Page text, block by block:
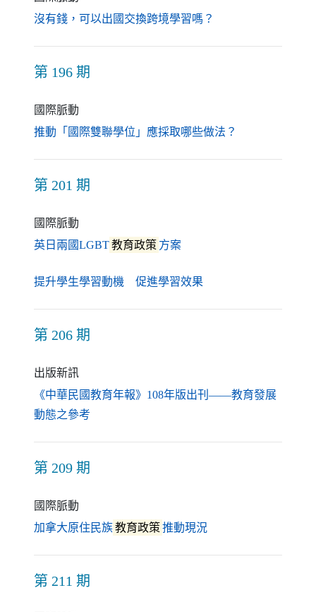
沒有錢，可以出國交換跨境學習嗎？
第 196 期
國際脈動
推動「國際雙聯學位」應採取哪些做法？
第 201 期
國際脈動
英日兩國LGBT教育政策 方案（另開新視窗）
提升學生學習動機 促進學習效果
第 206 期
出版新訊
《中華民國教育年報》108年版出刊——教育發展
動態之參考
第 209 期
國際脈動
加拿大原住民族教育政策 推動現況
第 211 期